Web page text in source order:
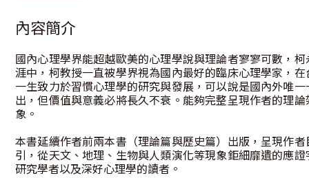
內容簡介
國內心理學界能超越歐美的心理學說與理論者寥寥可數，
涯中，柯教授一直被學界視為國內最好的臨床心理學家，
一生致力於習慣心理學的研究與發展，可以說是國內外唯
出，但價值與意義必將長久不衰。能夠完整呈現作者的理
象。
本書延續作者前兩本書（理論篇與歷史篇）出版，呈現作
引，從天文、地理、生物與人類演化等現象鉅細靡遺的應
研究學者以及深好心理學的讀者。